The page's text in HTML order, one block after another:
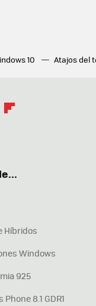
10 Atajos del
Híbridos
Windows
925
8.1 GDR1